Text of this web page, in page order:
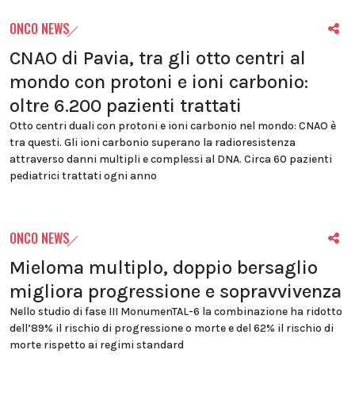
ONCO NEWS
CNAO di Pavia, tra gli otto centri al
mondo con protoni e ioni carbonio:
oltre 6.200 pazienti trattati
Otto centri duali con protoni e ioni carbonio nel mondo: CNAO è
tra questi. Gli ioni carbonio superano la radioresistenza
attraverso danni multipli e complessi al DNA. Circa 60 pazienti
pediatrici trattati ogni anno
ONCO NEWS
Mieloma multiplo, doppio bersaglio
migliora progressione e sopravvivenza
Nello studio di fase III MonumenTAL-6 la combinazione ha ridotto
dell’89% il rischio di progressione o morte e del 62% il rischio di
morte rispetto ai regimi standard